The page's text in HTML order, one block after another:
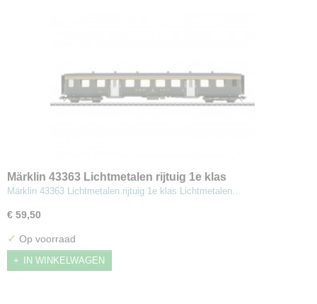
Märklin 43363 Lichtmetalen rijtuig 1e klas
Märklin 43363 Lichtmetalen rijtuig 1e klas Lichtmetalen…
€ 59,50
✓ Op voorraad
IN WINKELWAGEN